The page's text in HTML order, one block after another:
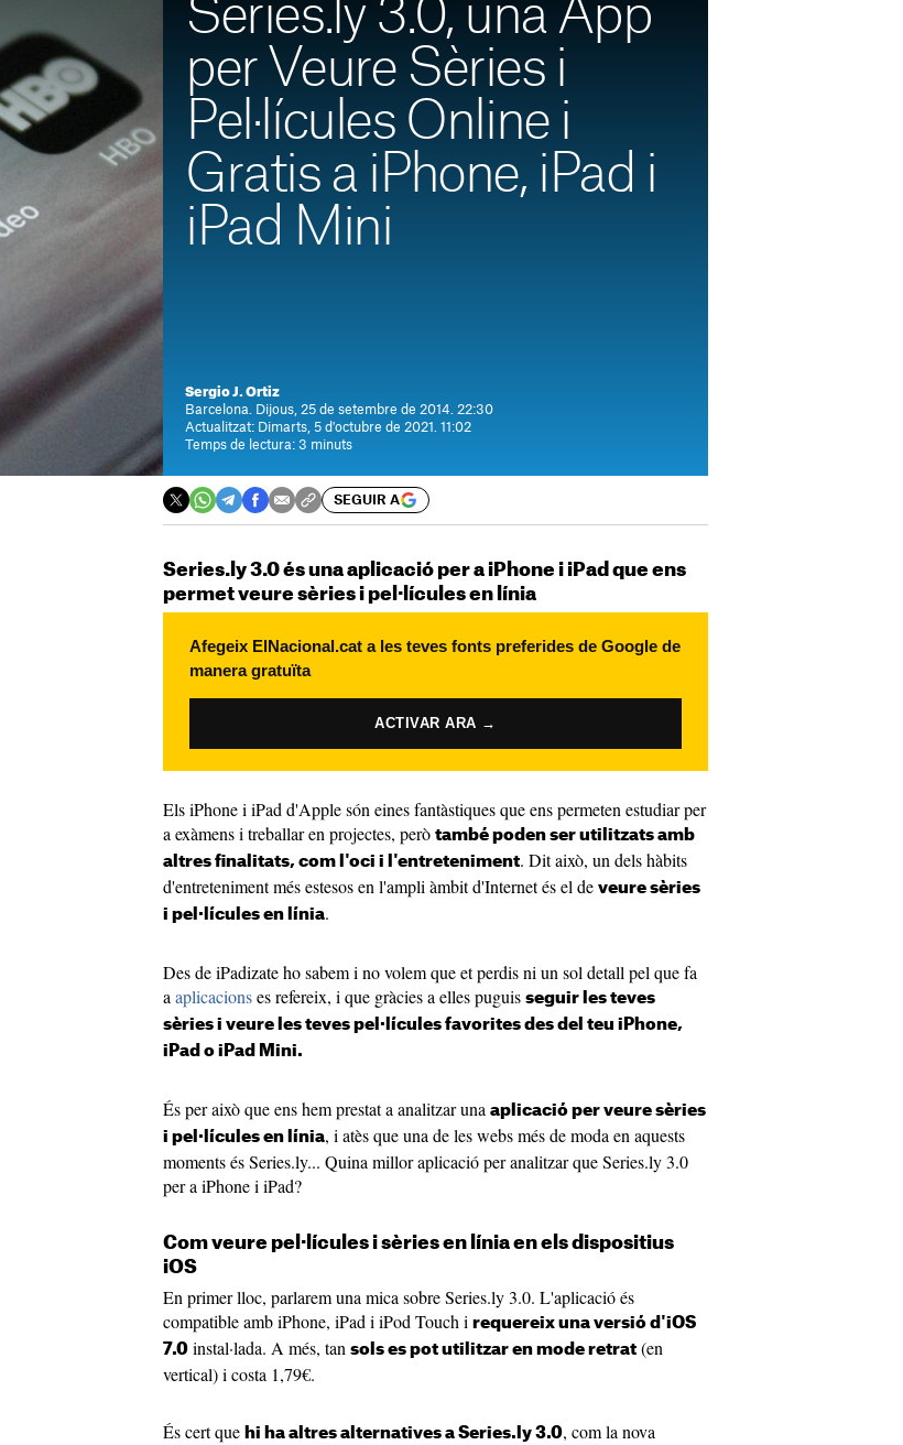
Series.ly 3.0, una App
per Veure Sèries i
Pel·lícules Online i
Gratis a iPhone, iPad i
iPad Mini
Sergio J. Ortiz
Barcelona. Dijous, 25 de setembre de 2014. 22:30
Actualitzat: Dimarts, 5 d'octubre de 2021. 11:02
Temps de lectura: 3 minuts
SEGUIR A
Series.ly 3.0 és una aplicació per a iPhone i iPad que ens
permet veure sèries i pel·lícules en línia
Afegeix ElNacional.cat a les teves fonts preferides de Google de
manera gratuïta
ACTIVAR ARA →
Els iPhone i iPad d'Apple són eines fantàstiques que ens permeten estudiar per
a exàmens i treballar en projectes, però també poden ser utilitzats amb
altres finalitats, com l'oci i l'entreteniment. Dit això, un dels hàbits
d'entreteniment més estesos en l'ampli àmbit d'Internet és el de veure sèries
i pel·lícules en línia.
Des de iPadizate ho sabem i no volem que et perdis ni un sol detall pel que fa
a aplicacionses refereix, i que gràcies a elles puguis seguir les teves
sèries i veure les teves pel·lícules favorites des del teu iPhone,
iPad o iPad Mini.
És per això que ens hem prestat a analitzar una aplicació per veure sèries
i pel·lícules en línia, i atès que una de les webs més de moda en aquests
moments és Series.ly... Quina millor aplicació per analitzar que Series.ly 3.0
per a iPhone i iPad?
Com veure pel·lícules i sèries en línia en els dispositius
iOS
En primer lloc, parlarem una mica sobre Series.ly 3.0. L'aplicació és
compatible amb iPhone, iPad i iPod Touch i requereix una versió d'iOS
7.0 instal·lada. A més, tan sols es pot utilitzar en mode retrat (en
vertical) i costa 1,79€.
És cert que hi ha altres alternatives a Series.ly 3.0, com la nova